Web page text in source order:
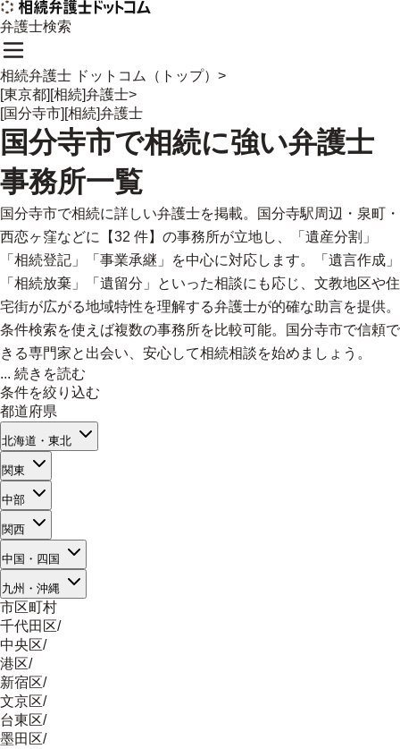
弁護士検索
相続弁護士 ドットコム（トップ） >
[東京都][相続]弁護士>
[国分寺市][相続]弁護士
国分寺市で相続に強い弁護士
事務所一覧
国分寺市で相続に詳しい弁護士を掲載。国分寺駅周辺・泉町・
西恋ヶ窪などに【32 件】の事務所が立地し、「遺産分割」
「相続登記」「事業承継」を中心に対応します。「遺言作成」
「相続放棄」「遺留分」といった相談にも応じ、文教地区や住
宅街が広がる地域特性を理解する弁護士が的確な助言を提供。
条件検索を使えば複数の事務所を比較可能。国分寺市で信頼で
きる専門家と出会い、安心して相続相談を始めましょう。
... 続きを読む
条件を絞り込む
都道府県
北海道・東北
関東
中部
関西
中国・四国
九州・沖縄
市区町村
千代田区/
中央区/
港区/
新宿区/
文京区/
台東区/
墨田区/